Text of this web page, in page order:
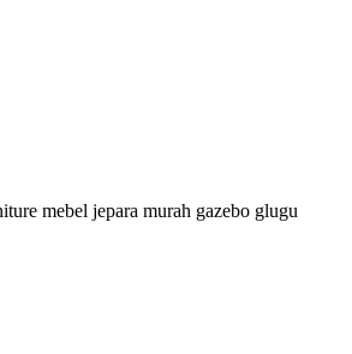
mebel jepara murah gazebo glugu